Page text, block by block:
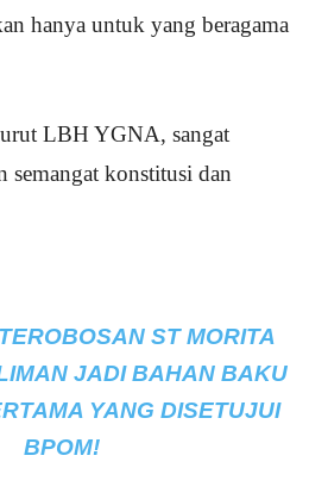
hanya untuk yang beragama
LBH YGNA, sangat
semangat konstitusi dan
TEROBOSAN ST MORITA
JADI BAHAN BAKU
YANG DISETUJUI
BPOM!